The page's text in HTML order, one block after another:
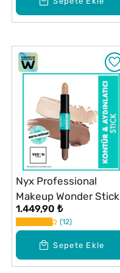
Sepete Ekle
Nyx Professional
Makeup Wonder Stick
Çift Taraflı Krem Kontür
& Aydınlatıcı Stick Fair
1.449,90 ₺
12